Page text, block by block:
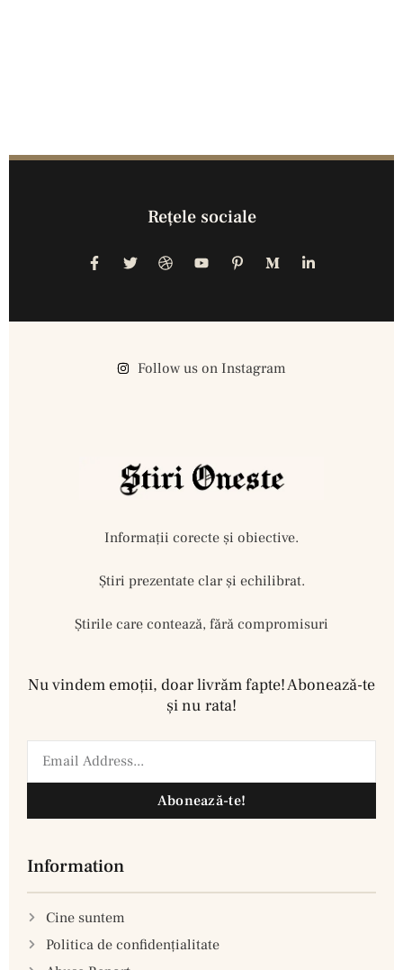
Reţele sociale
Follow us on Instagram
Informații corecte și obiective.
Ştiri prezentate clar și echilibrat.
Știrile care contează, fără compromisuri
Nu vindem emoţii, doar livrăm fapte! Abonează-te
şi nu rata!
Abonează-te!
Information
Cine suntem
Politica de confidenţialitate